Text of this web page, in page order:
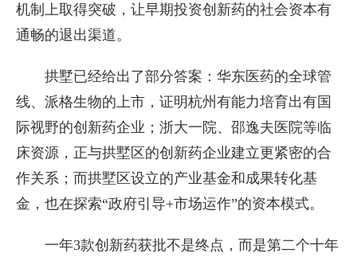
机制上取得突破，让早期投资创新药的社会资本有
通畅的退出渠道。
拱墅已经给出了部分答案：华东医药的全球管
线、派格生物的上市，证明杭州有能力培育出有国
际视野的创新药企业；浙大一院、邵逸夫医院等临
床资源，正与拱墅区的创新药企业建立更紧密的合
作关系；而拱墅区设立的产业基金和成果转化基
金，也在探索“政府引导+市场运作”的资本模式。
一年3款创新药获批不是终点，而是第二个十年